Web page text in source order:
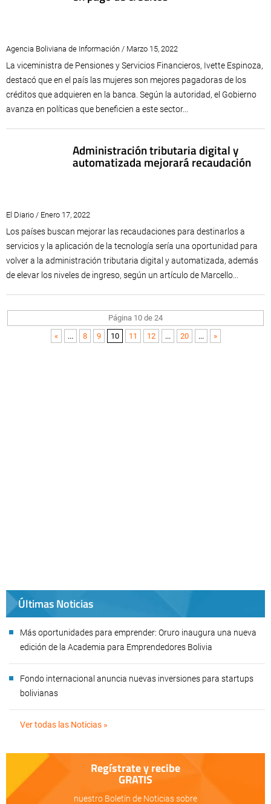
Agencia Boliviana de Información / Marzo 15, 2022
La viceministra de Pensiones y Servicios Financieros, Ivette Espinoza,
destacó que en el país las mujeres son mejores pagadoras de los
créditos que adquieren en la banca. Según la autoridad, el Gobierno
avanza en políticas que beneficien a este sector...
Administración tributaria digital y
automatizada mejorará recaudación
El Diario / Enero 17, 2022
Los países buscan mejorar las recaudaciones para destinarlos a
servicios y la aplicación de la tecnología sería una oportunidad para
volver a la administración tributaria digital y automatizada, además
de elevar los niveles de ingreso, según un artículo de Marcello...
Página 10 de 24
«
... 8 9 10 11 12 ... 20 ... »
Últimas Noticias
Más oportunidades para emprender: Oruro inaugura una nueva
edición de la Academia para Emprendedores Bolivia
Fondo internacional anuncia nuevas inversiones para startups
bolivianas
Ver todas las Noticias »
Regístrate y recibe
GRATIS
nuestro Boletín de Noticias sobre